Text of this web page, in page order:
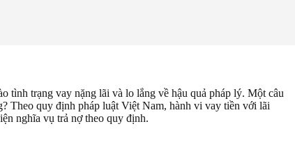
tình trạng vay nặng lãi và lo lắng về hậu quả pháp lý. Một câu
Theo quy định pháp luật Việt Nam, hành vi vay tiền với lãi
nghĩa vụ trả nợ theo quy định.